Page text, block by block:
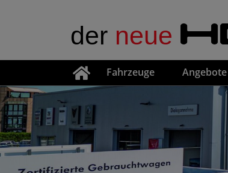
der neue
Fahrzeuge Angebote